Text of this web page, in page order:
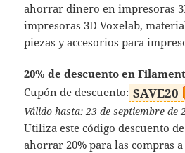
ahorrar dinero en impresoras
impresoras 3D Voxelab,
piezas y accesorios para
20% de descuento en
Cupón de descuento: SAVE20
Válido hasta: 23 de septiembre de
Utiliza este código descuento
ahorrar 20% para las compras